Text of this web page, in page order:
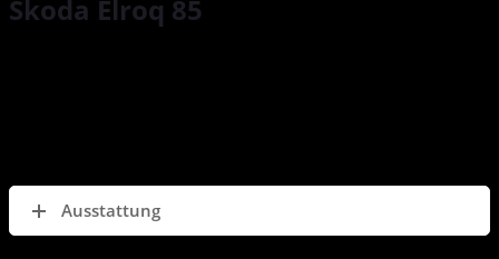
Škoda Elroq 85
Ausstattung